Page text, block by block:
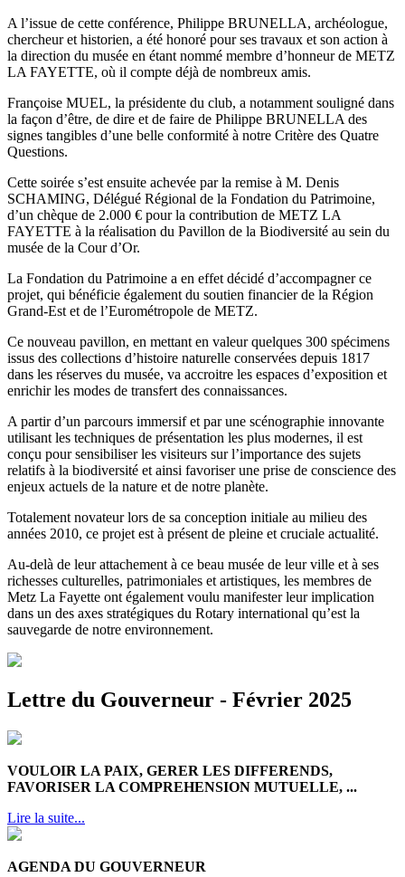
A l’issue de cette conférence, Philippe BRUNELLA, archéologue,
chercheur et historien, a été honoré pour ses travaux et son action à
la direction du musée en étant nommé membre d’honneur de METZ
LA FAYETTE, où il compte déjà de nombreux amis.
Françoise MUEL, la présidente du club, a notamment souligné dans
la façon d’être, de dire et de faire de Philippe BRUNELLA des
signes tangibles d’une belle conformité à notre Critère des Quatre
Questions.
Cette soirée s’est ensuite achevée par la remise à M. Denis
SCHAMING, Délégué Régional de la Fondation du Patrimoine,
d’un chèque de 2.000 € pour la contribution de METZ LA
FAYETTE à la réalisation du Pavillon de la Biodiversité au sein du
musée de la Cour d’Or.
La Fondation du Patrimoine a en effet décidé d’accompagner ce
projet, qui bénéficie également du soutien financier de la Région
Grand-Est et de l’Eurométropole de METZ.
Ce nouveau pavillon, en mettant en valeur quelques 300 spécimens
issus des collections d’histoire naturelle conservées depuis 1817
dans les réserves du musée, va accroitre les espaces d’exposition et
enrichir les modes de transfert des connaissances.
A partir d’un parcours immersif et par une scénographie innovante
utilisant les techniques de présentation les plus modernes, il est
conçu pour sensibiliser les visiteurs sur l’importance des sujets
relatifs à la biodiversité et ainsi favoriser une prise de conscience des
enjeux actuels de la nature et de notre planète.
Totalement novateur lors de sa conception initiale au milieu des
années 2010, ce projet est à présent de pleine et cruciale actualité.
Au-delà de leur attachement à ce beau musée de leur ville et à ses
richesses culturelles, patrimoniales et artistiques, les membres de
Metz La Fayette ont également voulu manifester leur implication
dans un des axes stratégiques du Rotary international qu’est la
sauvegarde de notre environnement.
Lettre du Gouverneur - Février 2025
VOULOIR LA PAIX, GERER LES DIFFERENDS,
FAVORISER LA COMPREHENSION MUTUELLE, ...
Lire la suite...
AGENDA DU GOUVERNEUR